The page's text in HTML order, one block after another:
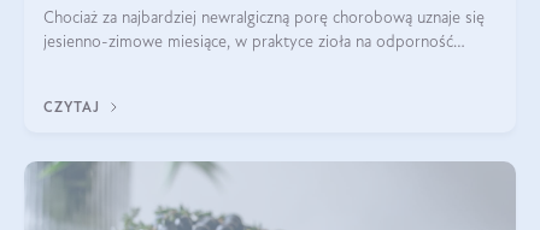
Chociaż za najbardziej newralgiczną porę chorobową uznaje się
jesienno-zimowe miesiące, w praktyce zioła na odporność
CZYTAJ